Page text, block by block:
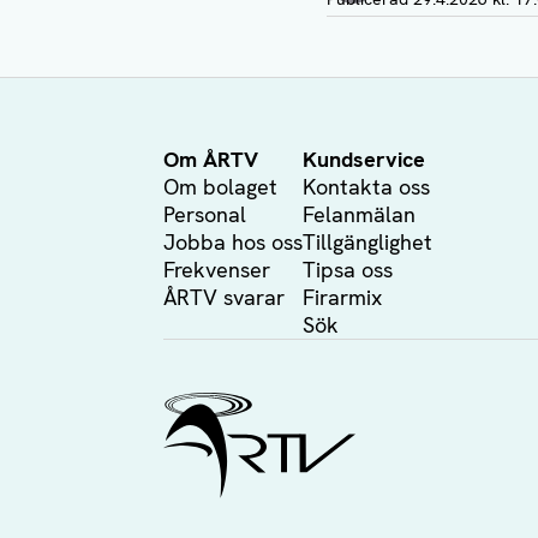
Om ÅRTV
Om bolaget
Personal
Jobba hos oss
Frekvenser
ÅRTV svarar
Kundservice
Kontakta oss
Felanmälan
Tillgänglighet
Tipsa oss
Firarmix
Sök
Ålands Radio & TV